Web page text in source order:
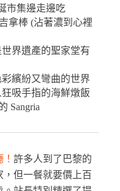
市集邊走邊吃
拿棒 (沾著濃到心裡
界遺產的聖家堂有
繽紛又彎曲的世界
吸手指的海鮮燉飯
Sangria
許多人到了巴黎的
但一餐就要價上百